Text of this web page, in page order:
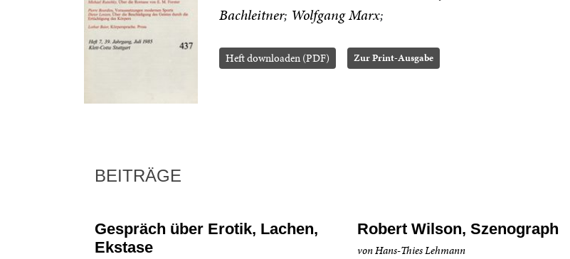
Bachleitner Wolfgang Marx
Heft downloaden (PDF) Zur Print-Ausgabe
BEITRÄGE
Gespräch über Erotik, Lachen,
Ekstase
Robert Wilson, Szenograph
von Hans-Thies Lehmann